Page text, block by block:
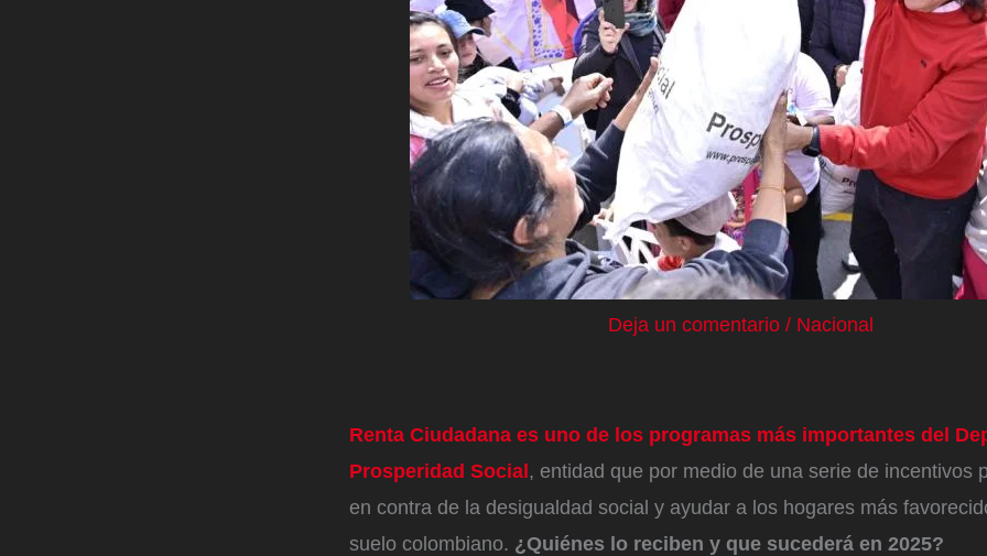
Deja un comentario / Nacional
Renta Ciudadana es uno de los programas más importantes del
Prosperidad Social, entidad que por medio de una serie de incentivos
en contra de la desigualdad social y ayudar a los hogares más
suelo colombiano. ¿Quiénes lo reciben y que sucederá en 2025?